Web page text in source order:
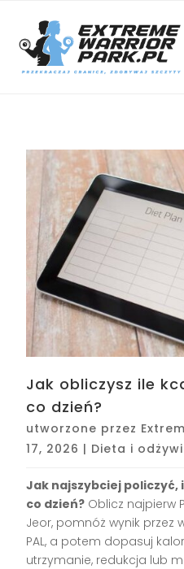
Jak obliczysz ile
co dzień?
utworzone przez
17, 2026 | Dieta i
Jak najszybciej policzyć,
co dzień? Oblicz najpierw
Jeor, pomnóż wynik przez
PAL, a potem dopasuj
utrzymanie, redukcja lub